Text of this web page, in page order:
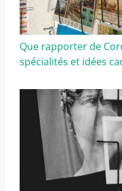
Que rapporter de
spécialités et idées